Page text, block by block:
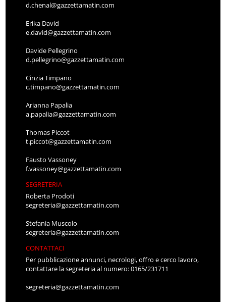
d.chenal@gazzettamatin.com
Erika David
e.david@gazzettamatin.com
Davide Pellegrino
d.pellegrino@gazzettamatin.com
Cinzia Timpano
c.timpano@gazzettamatin.com
Arianna Papalia
a.papalia@gazzettamatin.com
Thomas Piccot
t.piccot@gazzettamatin.com
Fausto Vassoney
f.vassoney@gazzettamatin.com
SEGRETERIA
Roberta Prodoti
segreteria@gazzettamatin.com
Stefania Muscolo
segreteria@gazzettamatin.com
CONTATTACI
Per pubblicazione annunci, necrologi, offro e cerco lavoro,
contattare la segreteria al numero: 0165/231711
segreteria@gazzettamatin.com